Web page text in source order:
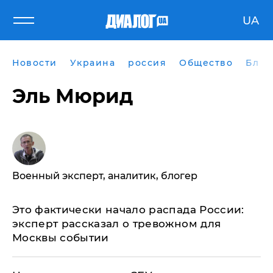
UA
Новости Украина россия Общество
Эль Мюрид
Военный эксперт, аналитик, блогер
Это фактически начало распада России:
эксперт рассказал о тревожном для
Москвы событии